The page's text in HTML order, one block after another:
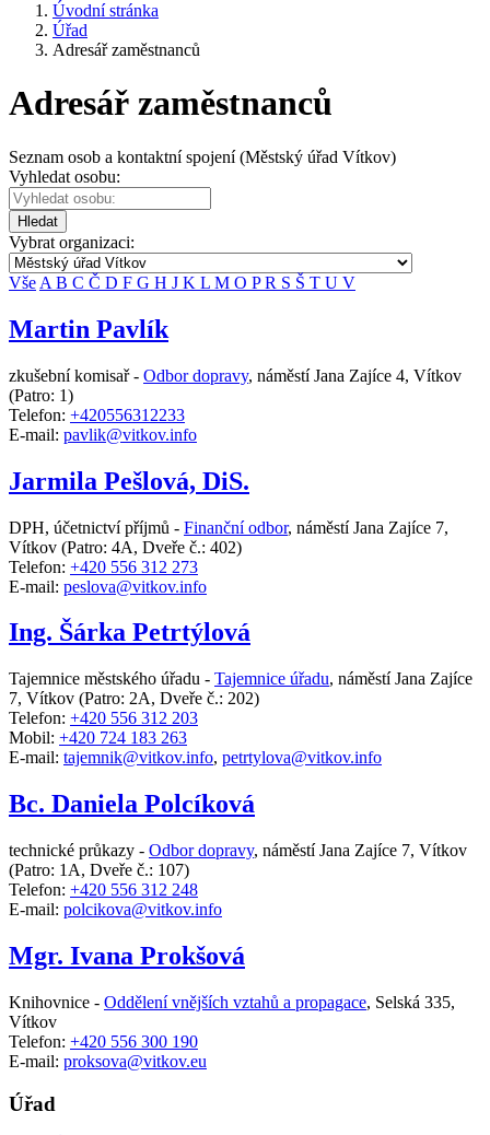
Úvodní stránka
Úřad
Adresář zaměstnanců
Adresář zaměstnanců
Seznam osob a kontaktní spojení (Městský úřad Vítkov)
Vyhledat osobu:
Hledat
Vybrat organizaci:
Vše A B C Č D F G H J K L M O PR S Š T U V
Martin Pavlík
zkušební komisař - Odbor dopravy, náměstí Jana Zajíce 4, Vítkov
(Patro: 1)
Telefon: +420556312233
E-mail: pavlik@vitkov.info
Jarmila Pešlová, DiS.
DPH, účetnictví příjmů - Finanční odbor, náměstí Jana Zajíce 7,
Vítkov (Patro: 4A, Dveře č.: 402)
Telefon: +420 556 312 273
E-mail: peslova@vitkov.info
Ing. Šárka Petrtýlová
Tajemnice městského úřadu - Tajemnice úřadu, náměstí Jana Zajíce
7, Vítkov (Patro: 2A, Dveře č.: 202)
Telefon: +420 556 312 203
Mobil: +420 724 183 263
E-mail: tajemnik@vitkov.info, petrtylova@vitkov.info
Bc. Daniela Polcíková
technické průkazy - Odbor dopravy, náměstí Jana Zajíce 7, Vítkov
(Patro: 1A, Dveře č.: 107)
Telefon: +420 556 312 248
E-mail: polcikova@vitkov.info
Mgr. Ivana Prokšová
Knihovnice - Oddělení vnějších vztahů a propagace, Selská 335,
Vítkov
Telefon: +420 556 300 190
E-mail: proksova@vitkov.eu
Úřad